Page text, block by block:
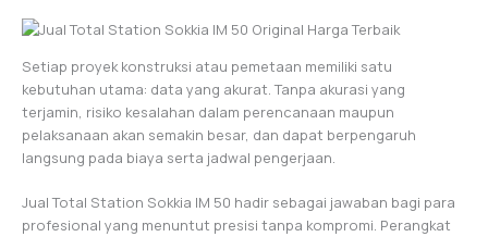
Setiap proyek konstruksi atau pemetaan memiliki satu
kebutuhan utama: data yang akurat. Tanpa akurasi yang
terjamin, risiko kesalahan dalam perencanaan maupun
pelaksanaan akan semakin besar, dan dapat berpengaruh
langsung pada biaya serta jadwal pengerjaan.
Jual Total Station Sokkia IM 50 hadir sebagai jawaban bagi para
profesional yang menuntut presisi tanpa kompromi. Perangkat